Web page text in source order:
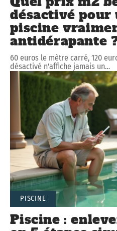
désactivé pour
piscine
antidérapante
60 euros le mètre carré, 120
désactivé n'affiche jamais un…
PISCINE
Piscine :